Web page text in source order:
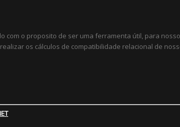
com o proposito de ser uma ferramenta útil, para
os cálculos de compatibilidade relacional de